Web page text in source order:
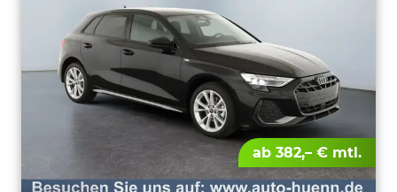
ab 382,– € mtl.